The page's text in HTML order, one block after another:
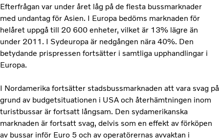
Efterfrågan var under året låg på de flesta bussmarknader
med undantag för Asien. I Europa bedöms marknaden för
helåret uppgå till 20 600 enheter, vilket är 13% lägre än
under 2011. I Sydeuropa är nedgången nära 40%. Den
betydande prispressen fortsätter i samtliga upphandlingar i
Europa.
I Nordamerika fortsätter stadsbussmarknaden att vara svag på
grund av budgetsituationen i USA och återhämtningen inom
turistbussar är fortsatt långsam. Den sydamerikanska
marknaden är fortsatt svag, delvis som en effekt av förköpen
av bussar inför Euro 5 och av operatörernas avvaktan i